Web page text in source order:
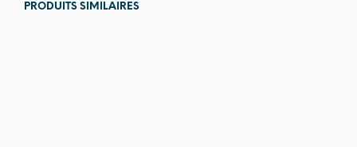
PRODUITS SIMILAIRES